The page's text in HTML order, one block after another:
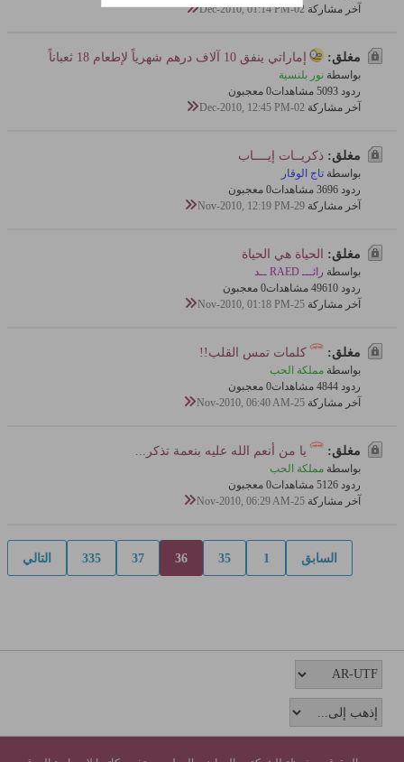
آخر مشاركة 02-Dec-2010, 01:14 PM
مغلق: إماراتي ينفق 10 آلاف درهم شهرياً لإطعام 18 ثعباناً
بواسطة نور بلنسية
ردود 3
509 مشاهدات
0 معجبون
آخر مشاركة 02-Dec-2010, 12:45 PM
مغلق: ذكريــات إيــــاب
بواسطة تاج الوقار
ردود 6
369 مشاهدات
0 معجبون
آخر مشاركة 29-Nov-2010, 12:19 PM
مغلق: الحياة هي الحياة
بواسطة رائـــ RAED ــد
ردود 10
496 مشاهدات
0 معجبون
آخر مشاركة 25-Nov-2010, 01:18 PM
مغلق: كلمات تمس القلب!!
بواسطة مملكة الحب
ردود 4
484 مشاهدات
0 معجبون
آخر مشاركة 25-Nov-2010, 06:40 AM
مغلق: يا من أنعم الله عليه بنعمة تذكر...
بواسطة مملكة الحب
ردود 6
512 مشاهدات
0 معجبون
آخر مشاركة 25-Nov-2010, 06:29 AM
السابق 1
35
36
37
335 التالي